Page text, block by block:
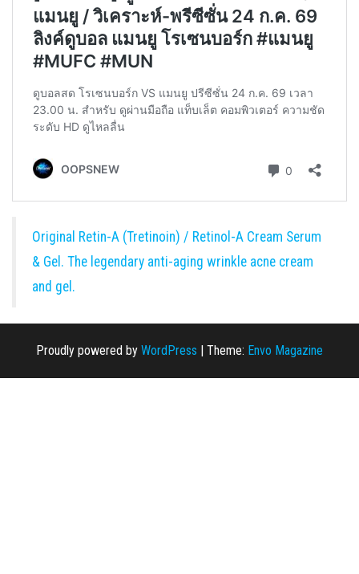
Original Retin-A (Tretinoin) / Retinol-A Cream Serum
& Gel. The legendary anti-aging wrinkle acne cream
and gel.
Proudly powered by WordPress | Theme: Envo Magazine